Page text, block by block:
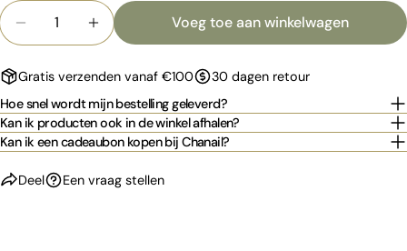
Hoeveelheid
Aantal verlagen voor HYPE GEL - pink sparkle
Verhoog het aantal voor HYPE GEL -
Voeg toe aan winkelwagen
Gratis verzenden vanaf €100
30 dagen retour
Hoe snel wordt mijn bestelling geleverd?
Kan ik producten ook in de winkel afhalen?
Kan ik een cadeaubon kopen bij Chanail?
Deel Een vraag stellen
De met * gemarkeerde velden zijn verplicht.
Stuur vraag